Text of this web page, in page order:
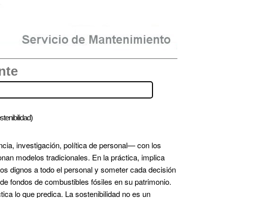
investigación, política de personal— con los
modelos tradicionales. En la práctica, implica
dignos a todo el personal y someter cada decisión
fondos de combustibles fósiles en su patrimonio.
lo que predica. La sostenibilidad no es un